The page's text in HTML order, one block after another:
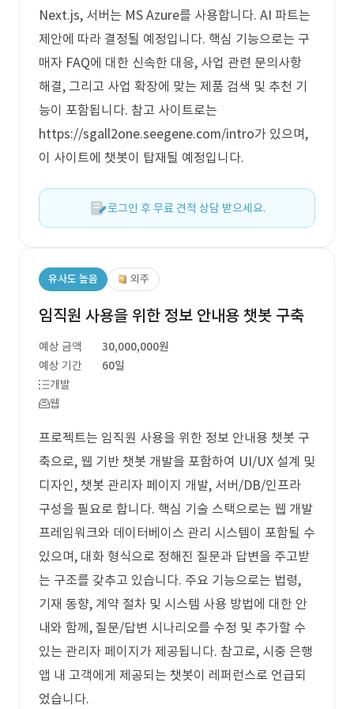
Next.js, 서버는 MS Azure를 사용합니다. AI 파트는
제안에 따라 결정될 예정입니다. 핵심 기능으로는 구
매자 FAQ에 대한 신속한 대응, 사업 관련 문의사항
해결, 그리고 사업 확장에 맞는 제품 검색 및 추천 기
능이 포함됩니다. 참고 사이트로는
https://sgall2one.seegene.com/intro가 있으며,
이 사이트에 챗봇이 탑재될 예정입니다.
로그인 후 무료 견적 상담 받으세요.
유사도 높음 외주
임직원 사용을 위한 정보 안내용 챗봇 구축
예상 금액
30,000,000원
예상 기간
60일
개발
웹
프로젝트는 임직원 사용을 위한 정보 안내용 챗봇 구
축으로, 웹 기반 챗봇 개발을 포함하여 UI/UX 설계 및
디자인, 챗봇 관리자 페이지 개발, 서버/DB/인프라
구성을 필요로 합니다. 핵심 기술 스택으로는 웹 개발
프레임워크와 데이터베이스 관리 시스템이 포함될 수
있으며, 대화 형식으로 정해진 질문과 답변을 주고받
는 구조를 갖추고 있습니다. 주요 기능으로는 법령,
기재 동향, 계약 절차 및 시스템 사용 방법에 대한 안
내와 함께, 질문/답변 시나리오를 수정 및 추가할 수
있는 관리자 페이지가 제공됩니다. 참고로, 시중 은행
앱 내 고객에게 제공되는 챗봇이 레퍼런스로 언급되
었습니다.